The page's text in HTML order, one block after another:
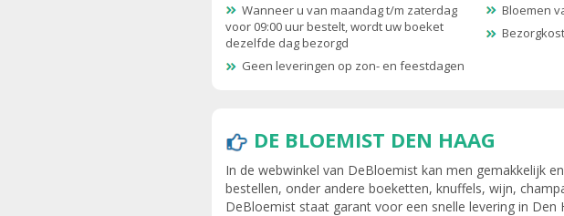
Wanneer u van maandag t/m zaterdag
voor 09:00 uur bestelt, wordt uw boeket
dezelfde dag bezorgd
Geen leveringen op zon- en feestdagen
Bloemen
DE BLOEMIST DEN HAAG
In de webwinkel van DeBloemist kan men gemakkelijk
bestellen, onder andere boeketten, knuffels, wijn,
DeBloemist staat garant voor een snelle levering in Den